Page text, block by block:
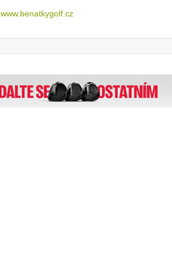
www.benatkygolf.cz